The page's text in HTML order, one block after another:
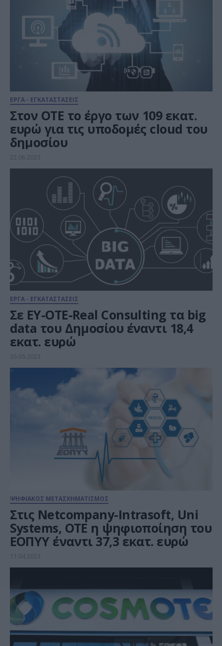
ΕΡΓΑ - ΕΓΚΑΤΑΣΤΑΣΕΙΣ
Στον ΟΤΕ το έργο των 109 εκατ.
ευρώ για τις υποδομές cloud του
δημοσίου
22.06.2023
ΕΡΓΑ - ΕΓΚΑΤΑΣΤΑΣΕΙΣ
Σε EY-OTE-Real Consulting τα big
data του Δημοσίου έναντι 18,4
εκατ. ευρώ
26.05.2023
ΨΗΦΙΑΚΟΣ ΜΕΤΑΣΧΗΜΑΤΙΣΜΟΣ
Στις Netcompany-Intrasoft, Uni
Systems, OTE η ψηφιοποίηση του
ΕΟΠΥΥ έναντι 37,3 εκατ. ευρώ
11.04.2023